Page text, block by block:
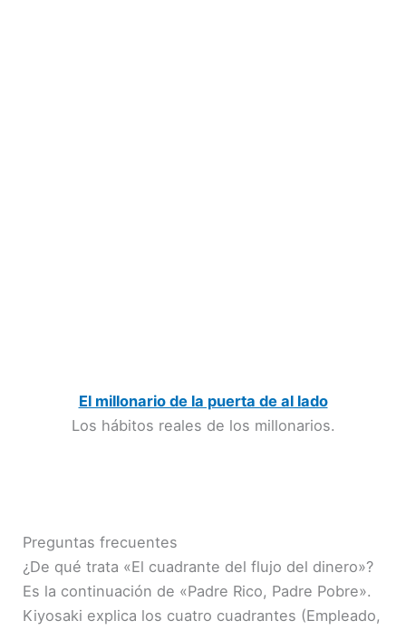
El millonario de la puerta de al lado
Los hábitos reales de los millonarios.
Preguntas frecuentes
¿De qué trata «El cuadrante del flujo del dinero»?
Es la continuación de «Padre Rico, Padre Pobre».
Kiyosaki explica los cuatro cuadrantes (Empleado,